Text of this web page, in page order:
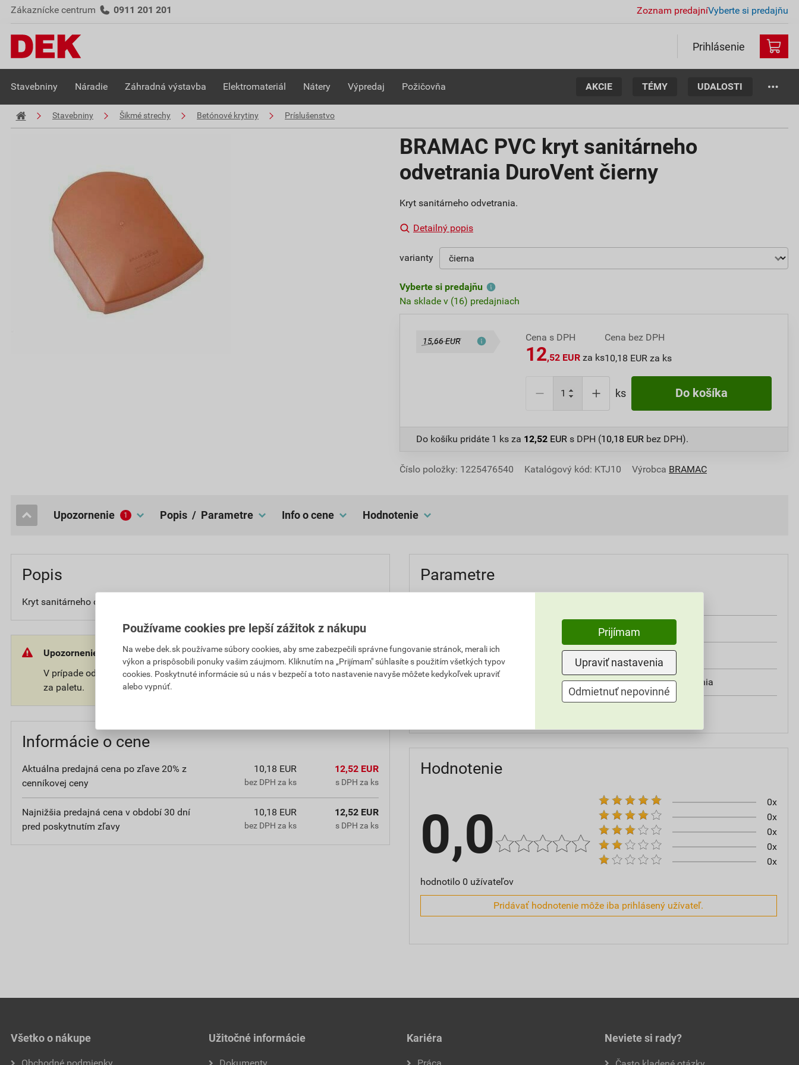
Zákaznícke centrum 0911 201 201 Zoznam predajníVyberte si predajňu
Prihlásenie
Stavebniny Náradie Záhradná výstavba Elektromateriál Nátery Výpredaj Požičovňa AKCIE TÉMY UDALOSTI
Stavebniny Šikmé strechy Betónové krytiny Príslušenstvo
BRAMAC PVC kryt sanitárneho
odvetrania DuroVent čierny
Kryt sanitárneho odvetrania.
Detailný popis
varianty
Vyberte si predajňu
Na sklade v (16) predajniach
15,66 EUR Cena s DPH
12,52 EUR za ks
Cena bez DPH
10,18 EUR za ks
ks Do košíka
Do košíku pridáte 1 ks za 12,52 EUR s DPH (10,18 EUR bez DPH).
Číslo položky: 1225476540 Katalógový kód: KTJ10 Výrobca BRAMAC
popis / Parametre
upozornenie 1 Info o cene hodnotenie
Popis
Kryt sanitárneho odvetrania.
Upozornenie:
V prípade odberu tovaru na palete Vám môže byť účtovaný dodatočný poplatok
za paletu.
Informácie o cene
Aktuálna predajná cena po zľave 20% z
cenníkovej ceny
10,18 EUR
bez DPH za ks
12,52 EUR
s DPH za ks
Najnižšia predajná cena v období 30 dní
pred poskytnutím zľavy
10,18 EUR
bez DPH za ks
12,52 EUR
s DPH za ks
Parametre
0,3 kg
model PVC DuroVent
kryt sanitárneho odvetrania
Hodnotenie
0,0
hodnotilo 0 užívateľov
0x
0x
0x
0x
0x
Pridávať hodnotenie môže iba prihlásený užívateľ.
Všetko o nákupe Užitočné informácie Kariéra Neviete si rady?
Používame cookies pre lepší zážitok z nákupu
Na webe dek.sk používame súbory cookies, aby sme zabezpečili správne fungovanie stránok, merali ich
výkon a prispôsobili ponuky vašim záujmom. Kliknutím na „Prijímam" súhlasíte s použitím všetkých typov
cookies. Poskytnuté informácie sú u nás v bezpečí a toto nastavenie navyše môžete kedykoľvek upraviť
alebo vypnúť.
Prijímam
Upraviť nastavenia
Odmietnuť nepovinné